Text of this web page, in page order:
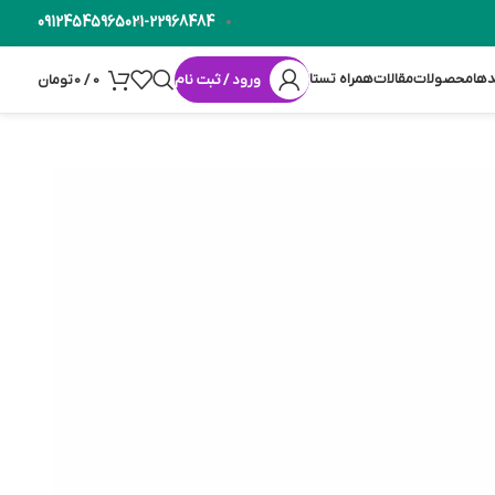
021-22968484
09124545965
محصولاتمقالاتهمراه تستا ورود / ثبت نام 0
/
0تومان